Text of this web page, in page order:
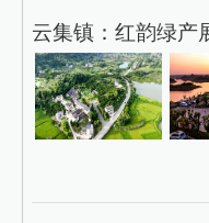
云集镇：红韵绿产